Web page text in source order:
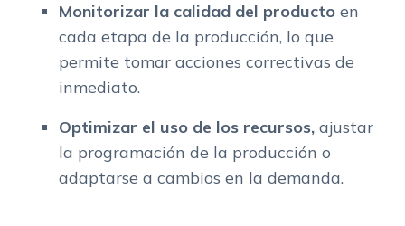
Monitorizar la calidad del producto en
cada etapa de la producción, lo que
permite tomar acciones correctivas de
inmediato.
Optimizar el uso de los recursos, ajustar
la programación de la producción o
adaptarse a cambios en la demanda.